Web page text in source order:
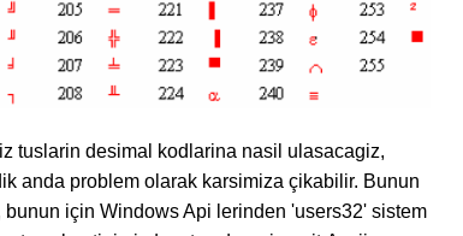
tuslarin desimal kodlarina nasil ulasacagiz,
anda problem olarak karsimiza çikabilir. Bunun
için Windows Api lerinden 'users32' sistem